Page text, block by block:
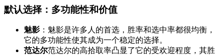
默认选择：多功能性和价值
魅影 ：魅影是许多人的首选，胜率和选中率都很均衡，
它的多功能性使其成为一个稳定的选择。
范达尔范达尔的高拾取率凸显了它的受欢迎程度，其胜